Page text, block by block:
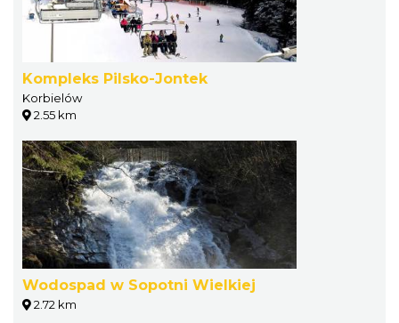
Kompleks Pilsko-Jontek
Korbielów
2.55 km
Wodospad w Sopotni Wielkiej
2.72 km